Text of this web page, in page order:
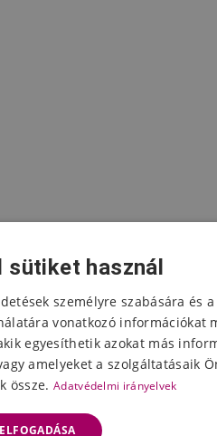
értékelése
Válassza ki a csillagok számát
sütiket használ
személyre szabására és
vonatkozó információkat
egyesíthetik azokat más
amelyeket a szolgáltatásaik
össze. Adatvédelmi irányelvek